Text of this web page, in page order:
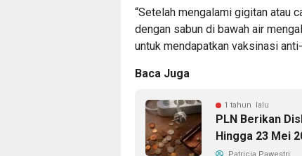
“Setelah mengalami gigitan atau
dengan sabun di bawah air
untuk mendapatkan vaksinasi
Baca Juga
1 tahun lalu
PLN Berikan
Hingga 23 Mei
Patricia Pawestri